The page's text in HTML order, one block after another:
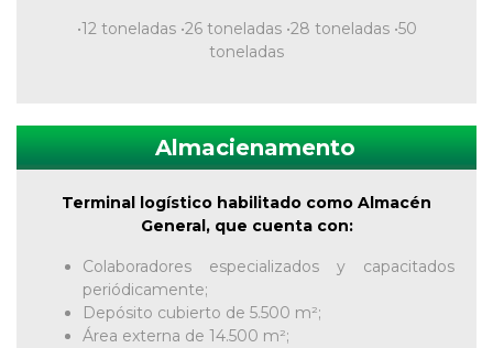
•12 toneladas •26 toneladas •28 toneladas •50
toneladas
Almacienamento
Terminal logístico habilitado como Almacén
General, que cuenta con:
Colaboradores especializados y capacitados
periódicamente;
Depósito cubierto de 5.500 m²;
Área externa de 14.500 m²;